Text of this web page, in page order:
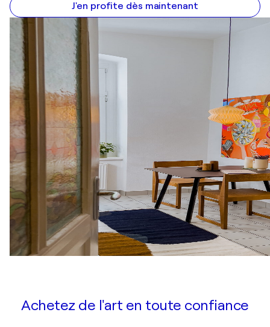
J'en profite dès maintenant
Achetez de l'art en toute confiance